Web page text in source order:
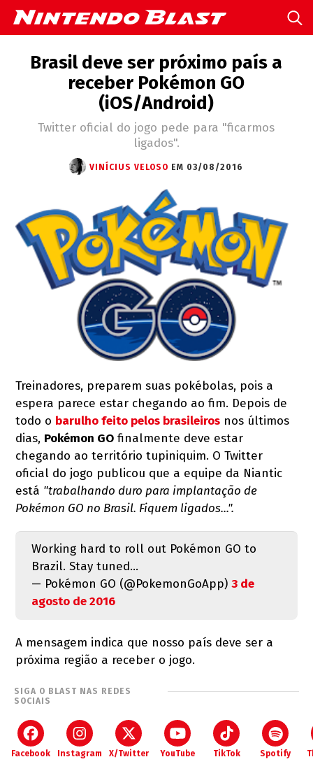
Brasil deve ser próximo país a
receber Pokémon GO
(iOS/Android)
Twitter oficial do jogo pede para "ficarmos
ligados".
VINÍCIUS VELOSO EM 03/08/2016
Treinadores, preparem suas pokébolas, pois a
espera parece estar chegando ao fim. Depois de
todo o barulho feito pelos brasileiros nos últimos
dias, Pokémon GO finalmente deve estar
chegando ao território tupiniquim. O Twitter
oficial do jogo publicou que a equipe da Niantic
está "trabalhando duro para implantação de
Pokémon GO no Brasil. Fiquem ligados...".
Working hard to roll out Pokémon GO to
Brazil. Stay tuned...
— Pokémon GO (@PokemonGoApp) 3 de
agosto de 2016
A mensagem indica que nosso país deve ser a
próxima região a receber o jogo.
SIGA O BLAST NAS REDES
SOCIAIS
Facebook Instagram X/Twitter YouTube TikTok Spotify